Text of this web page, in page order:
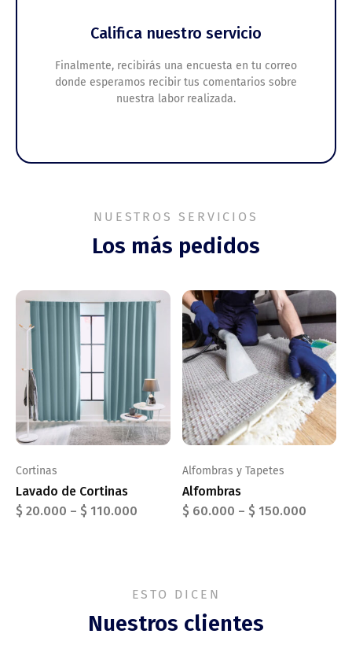
Califica nuestro servicio
Finalmente, recibirás una encuesta en tu correo
donde esperamos recibir tus comentarios sobre
nuestra labor realizada.
NUESTROS SERVICIOS
Los más pedidos
Cortinas
Lavado de Cortinas
$ 20.000 – $ 110.000
Alfombras y Tapetes
Alfombras
$ 60.000 – $ 150.000
ESTO DICEN
Nuestros clientes